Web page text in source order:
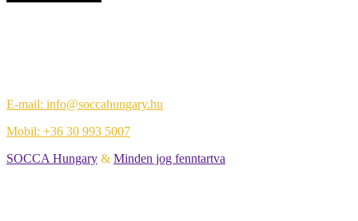
E-mail: info@soccahungary.hu
Mobil: +36 30 993 5007
SOCCA Hungary & Minden jog fenntartva